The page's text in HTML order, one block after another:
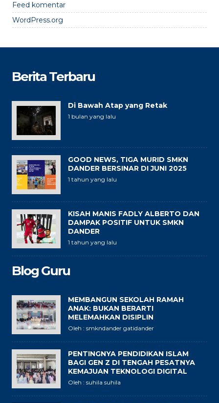
Feed komentar
WordPress.org
Berita Terbaru
Di Bawah Atap yang Retak
1 bulan yang lalu
GOOD NEWS, TIGA MURID SMKN
DANDER BERSINAR DI JUNI 2025
1 tahun yang lalu
KISAH MANIS FADLY ALBERTO DAN
DAMPAK POSITIF UNTUK SMKN
DANDER
1 tahun yang lalu
Blog Guru
MEMBANGUN SEKOLAH RAMAH
ANAK: BUKAN BERARTI
MELEMAHKAN DISIPLIN
Oleh : smkndander gatidander
PENTINGNYA PENDIDIKAN ISLAM
BAGI GEN Z DI TENGAH PESATNYA
KEMAJUAN TEKNOLOGI DIGITAL
Oleh : suhila suhila